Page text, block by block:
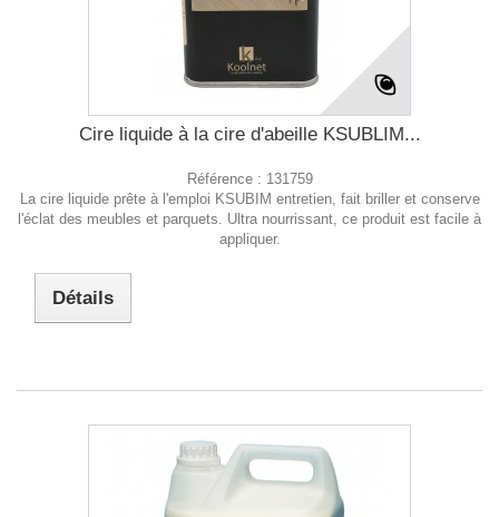
Cire liquide à la cire d'abeille KSUBLIM...
Référence : 131759
La cire liquide prête à l'emploi KSUBIM entretien, fait briller et conserve
l'éclat des meubles et parquets. Ultra nourrissant, ce produit est facile à
appliquer.
Détails